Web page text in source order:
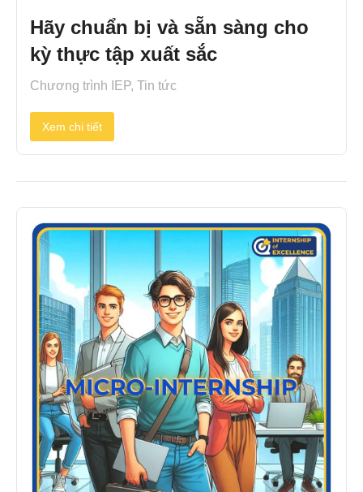
Hãy chuẩn bị và sẵn sàng cho
kỳ thực tập xuất sắc
Chương trình IEP, Tin tức
Xem chi tiết